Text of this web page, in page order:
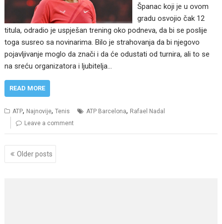
Španac koji je u ovom
gradu osvojio čak 12
titula, odradio je uspješan trening oko podneva, da bi se poslije
toga susreo sa novinarima. Bilo je strahovanja da bi njegovo
pojavljivanje moglo da znači i da će odustati od turnira, ali to se
na sreću organizatora i ljubitelja…
READ MORE
ATP, Najnovije,Tenis ATP Barcelona, Rafael Nadal
Leave a comment
Posts
navigation
Older posts